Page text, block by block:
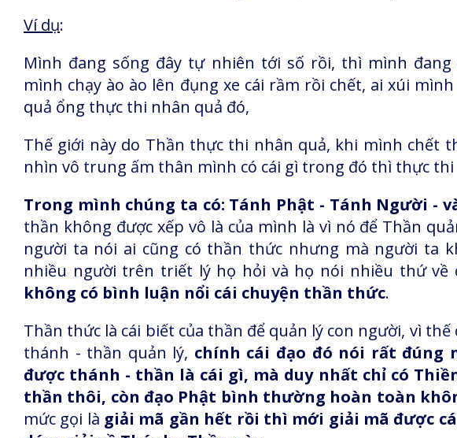
Ví dụ:
Mình đang sống đây tự nhiên tới số rồi, thì mình
mình chạy ào ào lên đụng xe cái rầm rồi chết, ai xúi
quả ổng thực thi nhân quả đó,
Thế giới này do Thần thực thi nhân quả, khi mình chết
nhìn vô trung ấm thân mình có cái gì trong đó thì thực thi
Trong mình chúng ta có: Tánh Phật - Tánh Người -
thần không được xếp vô là của mình là vì nó để Thần
người ta nói ai cũng có thần thức nhưng mà người ta
nhiều người trên triết lý họ hỏi và họ nói nhiều thứ về
không có bình luận nổi cái chuyện thần thức.
Thần thức là cái biết của thần để quản lý con người, vì thế
thánh - thần quản lý, chính cái đạo đó nói rất đúng
được thánh - thần là cái gì, mà duy nhất chỉ có
thần thôi, còn đạo Phật bình thường hoàn toàn
mức gọi là giải mã gần hết rồi thì mới giải mã được